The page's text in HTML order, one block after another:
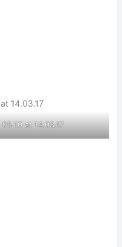
10 at 14.03.17